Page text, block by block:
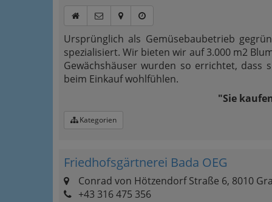
Ursprünglich als Gemüsebaubetrieb
spezialisiert. Wir bieten wir auf 3.000 m2
Gewächshäuser wurden so errichtet, dass
beim Einkauf wohlfühlen.
"Sie
Kategorien
Friedhofsgärtnerei Bada OEG
Conrad von Hötzendorf Straße 6, 8010
+43 316 475 356‎